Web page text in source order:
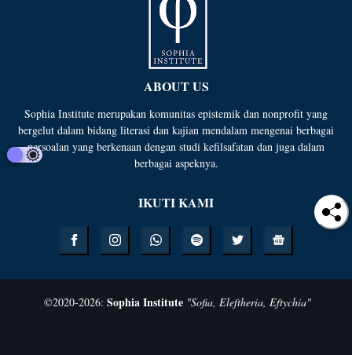
ABOUT US
Sophia Institute merupakan komunitas epistemik dan nonprofit yang
bergelut dalam bidang literasi dan kajian mendalam mengenai berbagai
persoalan yang berkenaan dengan studi kefilsafatan dan juga dalam
berbagai aspeknya.
IKUTI KAMI
©2020-2026:Sophia Institute "Sofia, Eleftheria, Eftychia"